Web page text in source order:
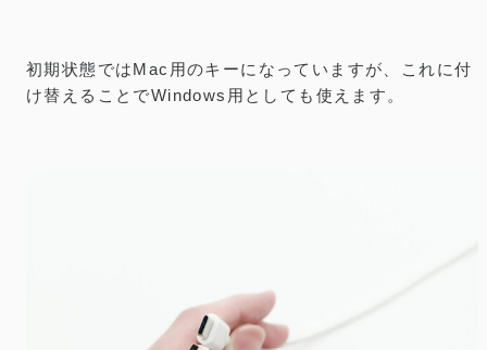
初期状態ではMac用のキーになっていますが、これに付
け替えることでWindows用としても使えます。